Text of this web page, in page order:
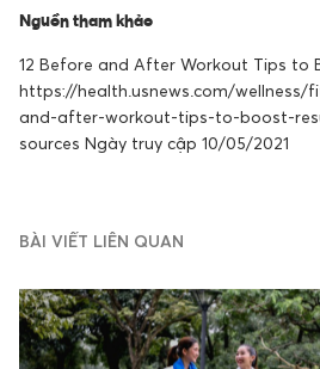
Nguồn tham khảo
12 Before and After Workout Tips to
https://health.usnews.com/wellness/
and-after-workout-tips-to-boost-
sources Ngày truy cập 10/05/2021
BÀI VIẾT LIÊN QUAN